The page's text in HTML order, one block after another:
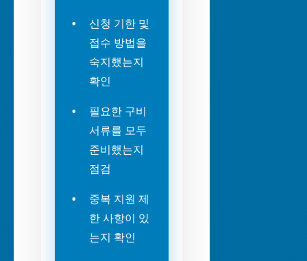
신청 기한 및
접수 방법을
숙지했는지
확인
필요한 구비
서류를 모두
준비했는지
점검
중복 지원 제
한 사항이 있
는지 확인